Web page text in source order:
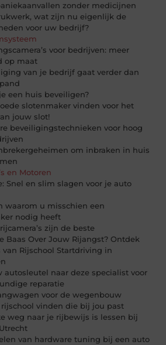
zonder medicijnen
wat zijn nu eigenlijk de
voor uw bedrijf?
voor bedrijven: meer
op maat
van je bedrijf gaat verder dan
een huis beveiligen?
slotenmaker vinden voor het
jouw slot!
beveiligingstechnieken voor hoog
om inbraken in huis
en Motoren
Snel en slim slagen voor je auto
waarom u misschien een
nodig heeft
zijn de beste
Baas Over Jouw Rijangst? Ontdek
van Rijschool Startdriving in
autosleutel naar deze specialist voor
reparatie
voor de wegenbouw
rijschool vinden die bij jou past
weg naar je rijbewijs is lessen bij
van hardware tuning bij een auto